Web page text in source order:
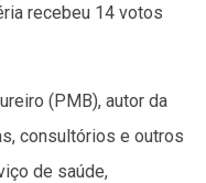
recebeu 14 votos
(PMB), autor da
consultórios e outros
de saúde,